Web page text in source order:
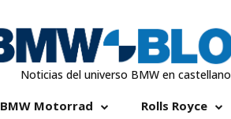
Noticias del universo BMW en castellano
BMW Motorrad Rolls Royce